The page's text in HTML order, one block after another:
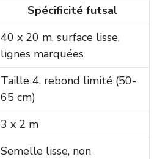
Spécificité futsal
40 x 20 m, surface lisse,
lignes marquées
Taille 4, rebond limité (50-
65 cm)
3 x 2 m
Semelle lisse, non